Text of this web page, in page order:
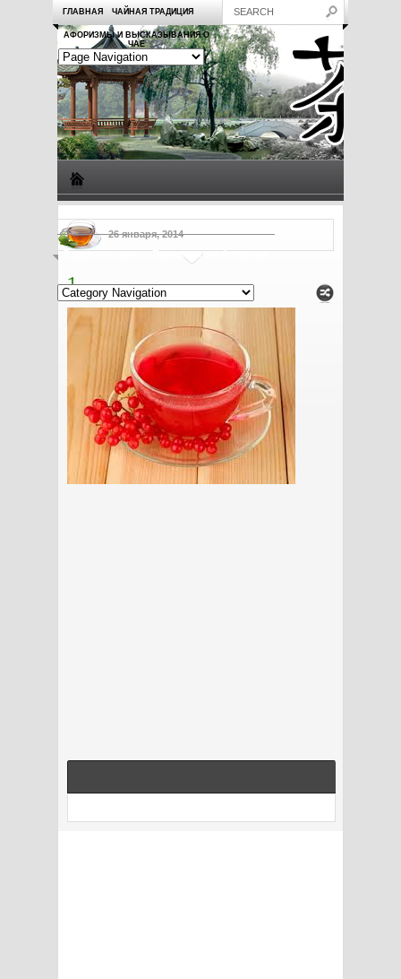
ГЛАВНАЯ ЧАЙНАЯ ТРАДИЦИЯ
АФОРИЗМЫ И ВЫСКАЗЫВАНИЯ О
ЧАЕ
Рецепты с чаем Полезные свойства чая
26 января, 2014
1